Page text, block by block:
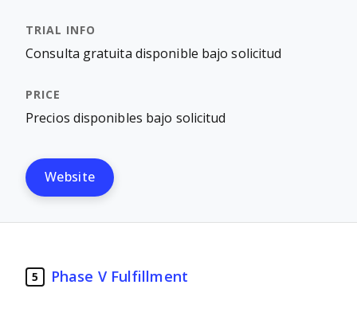
Consulta gratuita disponible bajo solicitud
Precios disponibles bajo solicitud
Website
5 Phase V Fulfillment